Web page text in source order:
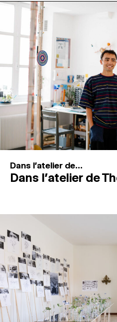
PROGRAMMATION
MAGAZINE
ESPACES DE PRATIQUE
Recherche
Connexion
Dans l'atelier de...
Dans l’atelier de